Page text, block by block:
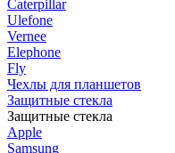
Caterpillar
Ulefone
Vernee
Elephone
Fly
Чехлы для планшетов
Защитные стекла
Защитные стекла
Apple
Samsung